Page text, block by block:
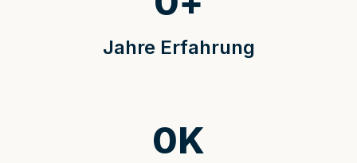
Jahre Erfahrung
0K